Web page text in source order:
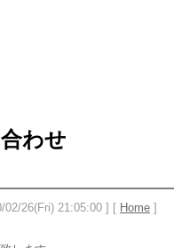
わせ
02/26(Fri) 21:05:00 ] [ Home ]